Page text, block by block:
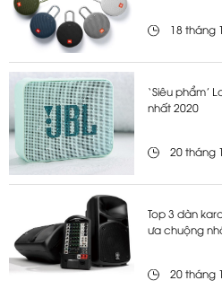
18 tháng
‘Siêu phẩm’
nhất 2020
20 tháng
Top 3 dàn
ưa chuộng
20 tháng